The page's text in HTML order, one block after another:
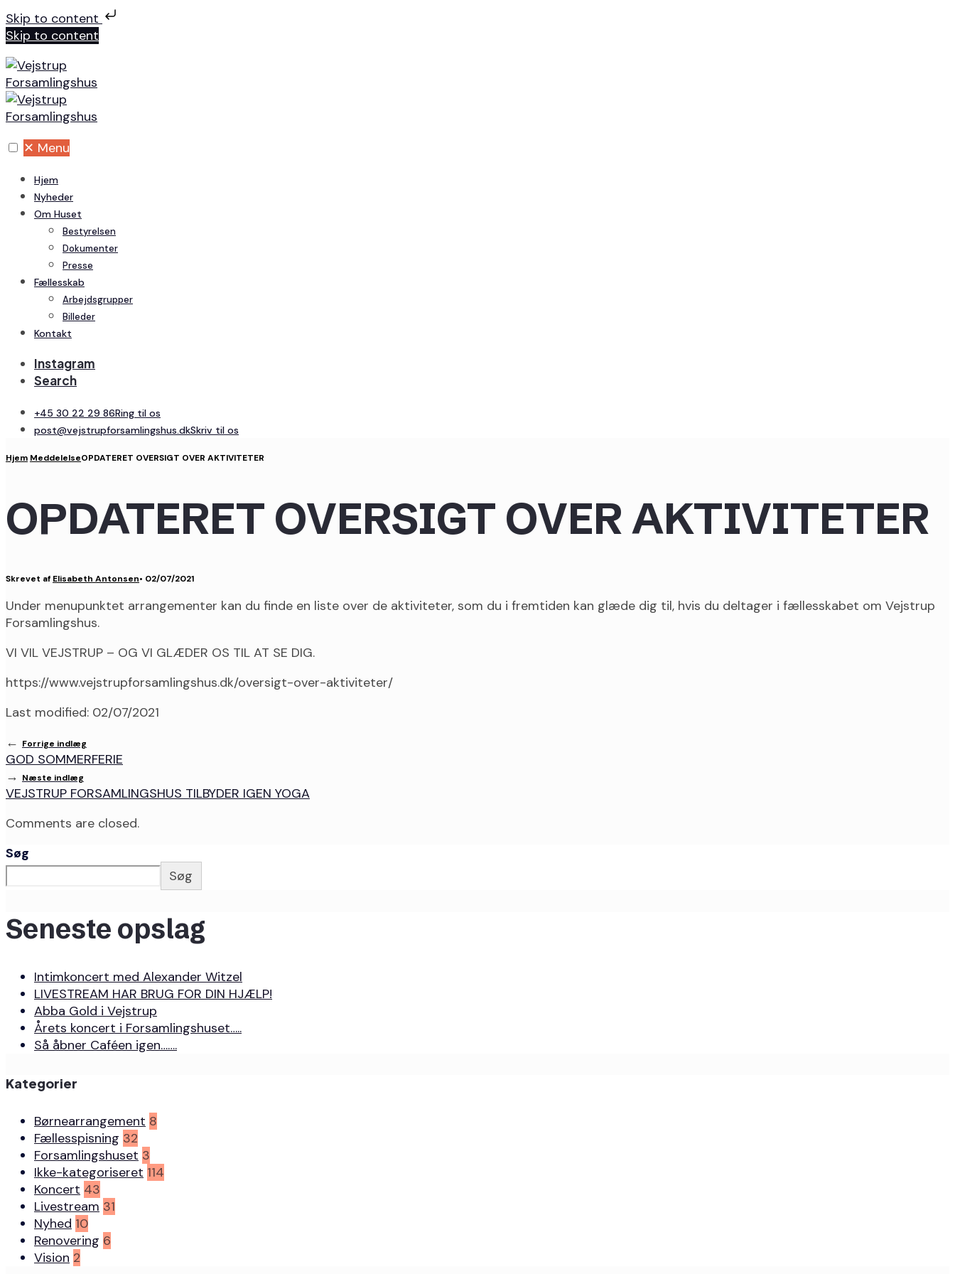
Skip to content
Skip to content
✕ Menu
Hjem
Nyheder
Om Huset
Bestyrelsen
Dokumenter
Presse
Fællesskab
Arbejdsgrupper
Billeder
Kontakt
Instagram
Search
+45 30 22 29 86Ring til os
post@vejstrupforsamlingshus.dkSkriv til os
Hjem MeddelelseOPDATERET OVERSIGT OVER AKTIVITETER
OPDATERET OVERSIGT OVER AKTIVITETER
Skrevet af Elisabeth Antonsen• 02/07/2021
Under menupunktet arrangementer kan du finde en liste over de aktiviteter, som du i fremtiden kan glæde dig til, hvis du deltager i fællesskabet om Vejstrup
Forsamlingshus.
VI VIL VEJSTRUP – OG VI GLÆDER OS TIL AT SE DIG.
https://www.vejstrupforsamlingshus.dk/oversigt-over-aktiviteter/
Last modified: 02/07/2021
← Forrige indlæg
GOD SOMMERFERIE
→ Næste indlæg
VEJSTRUP FORSAMLINGSHUS TILBYDER IGEN YOGA
Comments are closed.
Søg
Søg
Seneste opslag
Intimkoncert med Alexander Witzel
LIVESTREAM HAR BRUG FOR DIN HJÆLP!
Abba Gold i Vejstrup
Årets koncert i Forsamlingshuset…..
Så åbner Caféen igen…….
Kategorier
Børnearrangement 8
Fællesspisning 32
Forsamlingshuset 3
Ikke-kategoriseret 114
Koncert 43
Livestream 31
Nyhed 10
Renovering 6
Vision 2